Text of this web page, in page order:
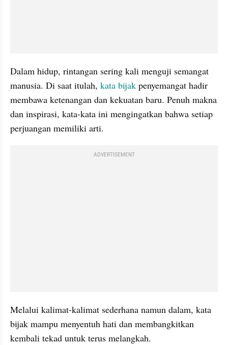
Dalam hidup, rintangan sering kali menguji semangat
manusia. Di saat itulah, kata bijak penyemangat hadir
membawa ketenangan dan kekuatan baru. Penuh makna
dan inspirasi, kata-kata ini mengingatkan bahwa setiap
perjuangan memiliki arti.
ADVERTISEMENT
Melalui kalimat-kalimat sederhana namun dalam, kata
bijak mampu menyentuh hati dan membangkitkan
kembali tekad untuk terus melangkah.